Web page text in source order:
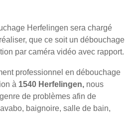
Herfelingen sera chargé
que ce soit un débouchage
par caméra vidéo avec rapport.
professionnel en débouchage
à 1540 Herfelingen, nous
de problèmes afin de
baignoire, salle de bain,